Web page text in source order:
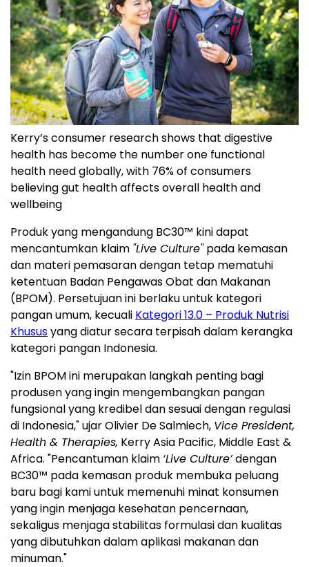
Kerry’s consumer research shows that digestive
health has become the number one functional
health need globally, with 76% of consumers
believing gut health affects overall health and
wellbeing
Produk yang mengandung BC30™ kini dapat
mencantumkan klaim "Live Culture"pada kemasan
dan materi pemasaran dengan tetap mematuhi
ketentuan Badan Pengawas Obat dan Makanan
(BPOM). Persetujuan ini berlaku untuk kategori
pangan umum, kecuali Kategori 13.0 – Produk Nutrisi
Khususyang diatur secara terpisah dalam kerangka
kategori pangan Indonesia.
"Izin BPOM ini merupakan langkah penting bagi
produsen yang ingin mengembangkan pangan
fungsional yang kredibel dan sesuai dengan regulasi
di Indonesia," ujar Olivier De Salmiech, Vice President,
Health & Therapies, Kerry Asia Pacific, Middle East &
Africa. "Pencantuman klaim ‘Live Culture’dengan
BC30™ pada kemasan produk membuka peluang
baru bagi kami untuk memenuhi minat konsumen
yang ingin menjaga kesehatan pencernaan,
sekaligus menjaga stabilitas formulasi dan kualitas
yang dibutuhkan dalam aplikasi makanan dan
minuman."